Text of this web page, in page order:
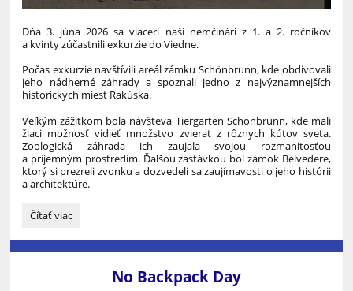
Dňa 3. júna 2026 sa viacerí naši nemčinári z 1. a 2. ročníkov
a kvinty zúčastnili exkurzie do Viedne.
Počas exkurzie navštívili areál zámku Schönbrunn, kde obdivovali
jeho nádherné záhrady a spoznali jedno z najvýznamnejších
historických miest Rakúska.
Veľkým zážitkom bola návšteva Tiergarten Schönbrunn, kde mali
žiaci možnosť vidieť množstvo zvierat z rôznych kútov sveta.
Zoologická záhrada ich zaujala svojou rozmanitosťou
a príjemným prostredím. Ďalšou zastávkou bol zámok Belvedere,
ktorý si prezreli zvonku a dozvedeli sa zaujímavosti o jeho histórii
a architektúre.
Študenti
gymnázia
Čítať viac
No Backpack Day